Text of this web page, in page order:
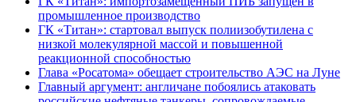
промышленное производство
ГК «Титан»: стартовал выпуск полиизобутилена с
низкой молекулярной массой и повышенной
реакционной способностью
Глава «Росатома» обещает строительство АЭС на Луне
Главный аргумент: англичане побоялись атаковать